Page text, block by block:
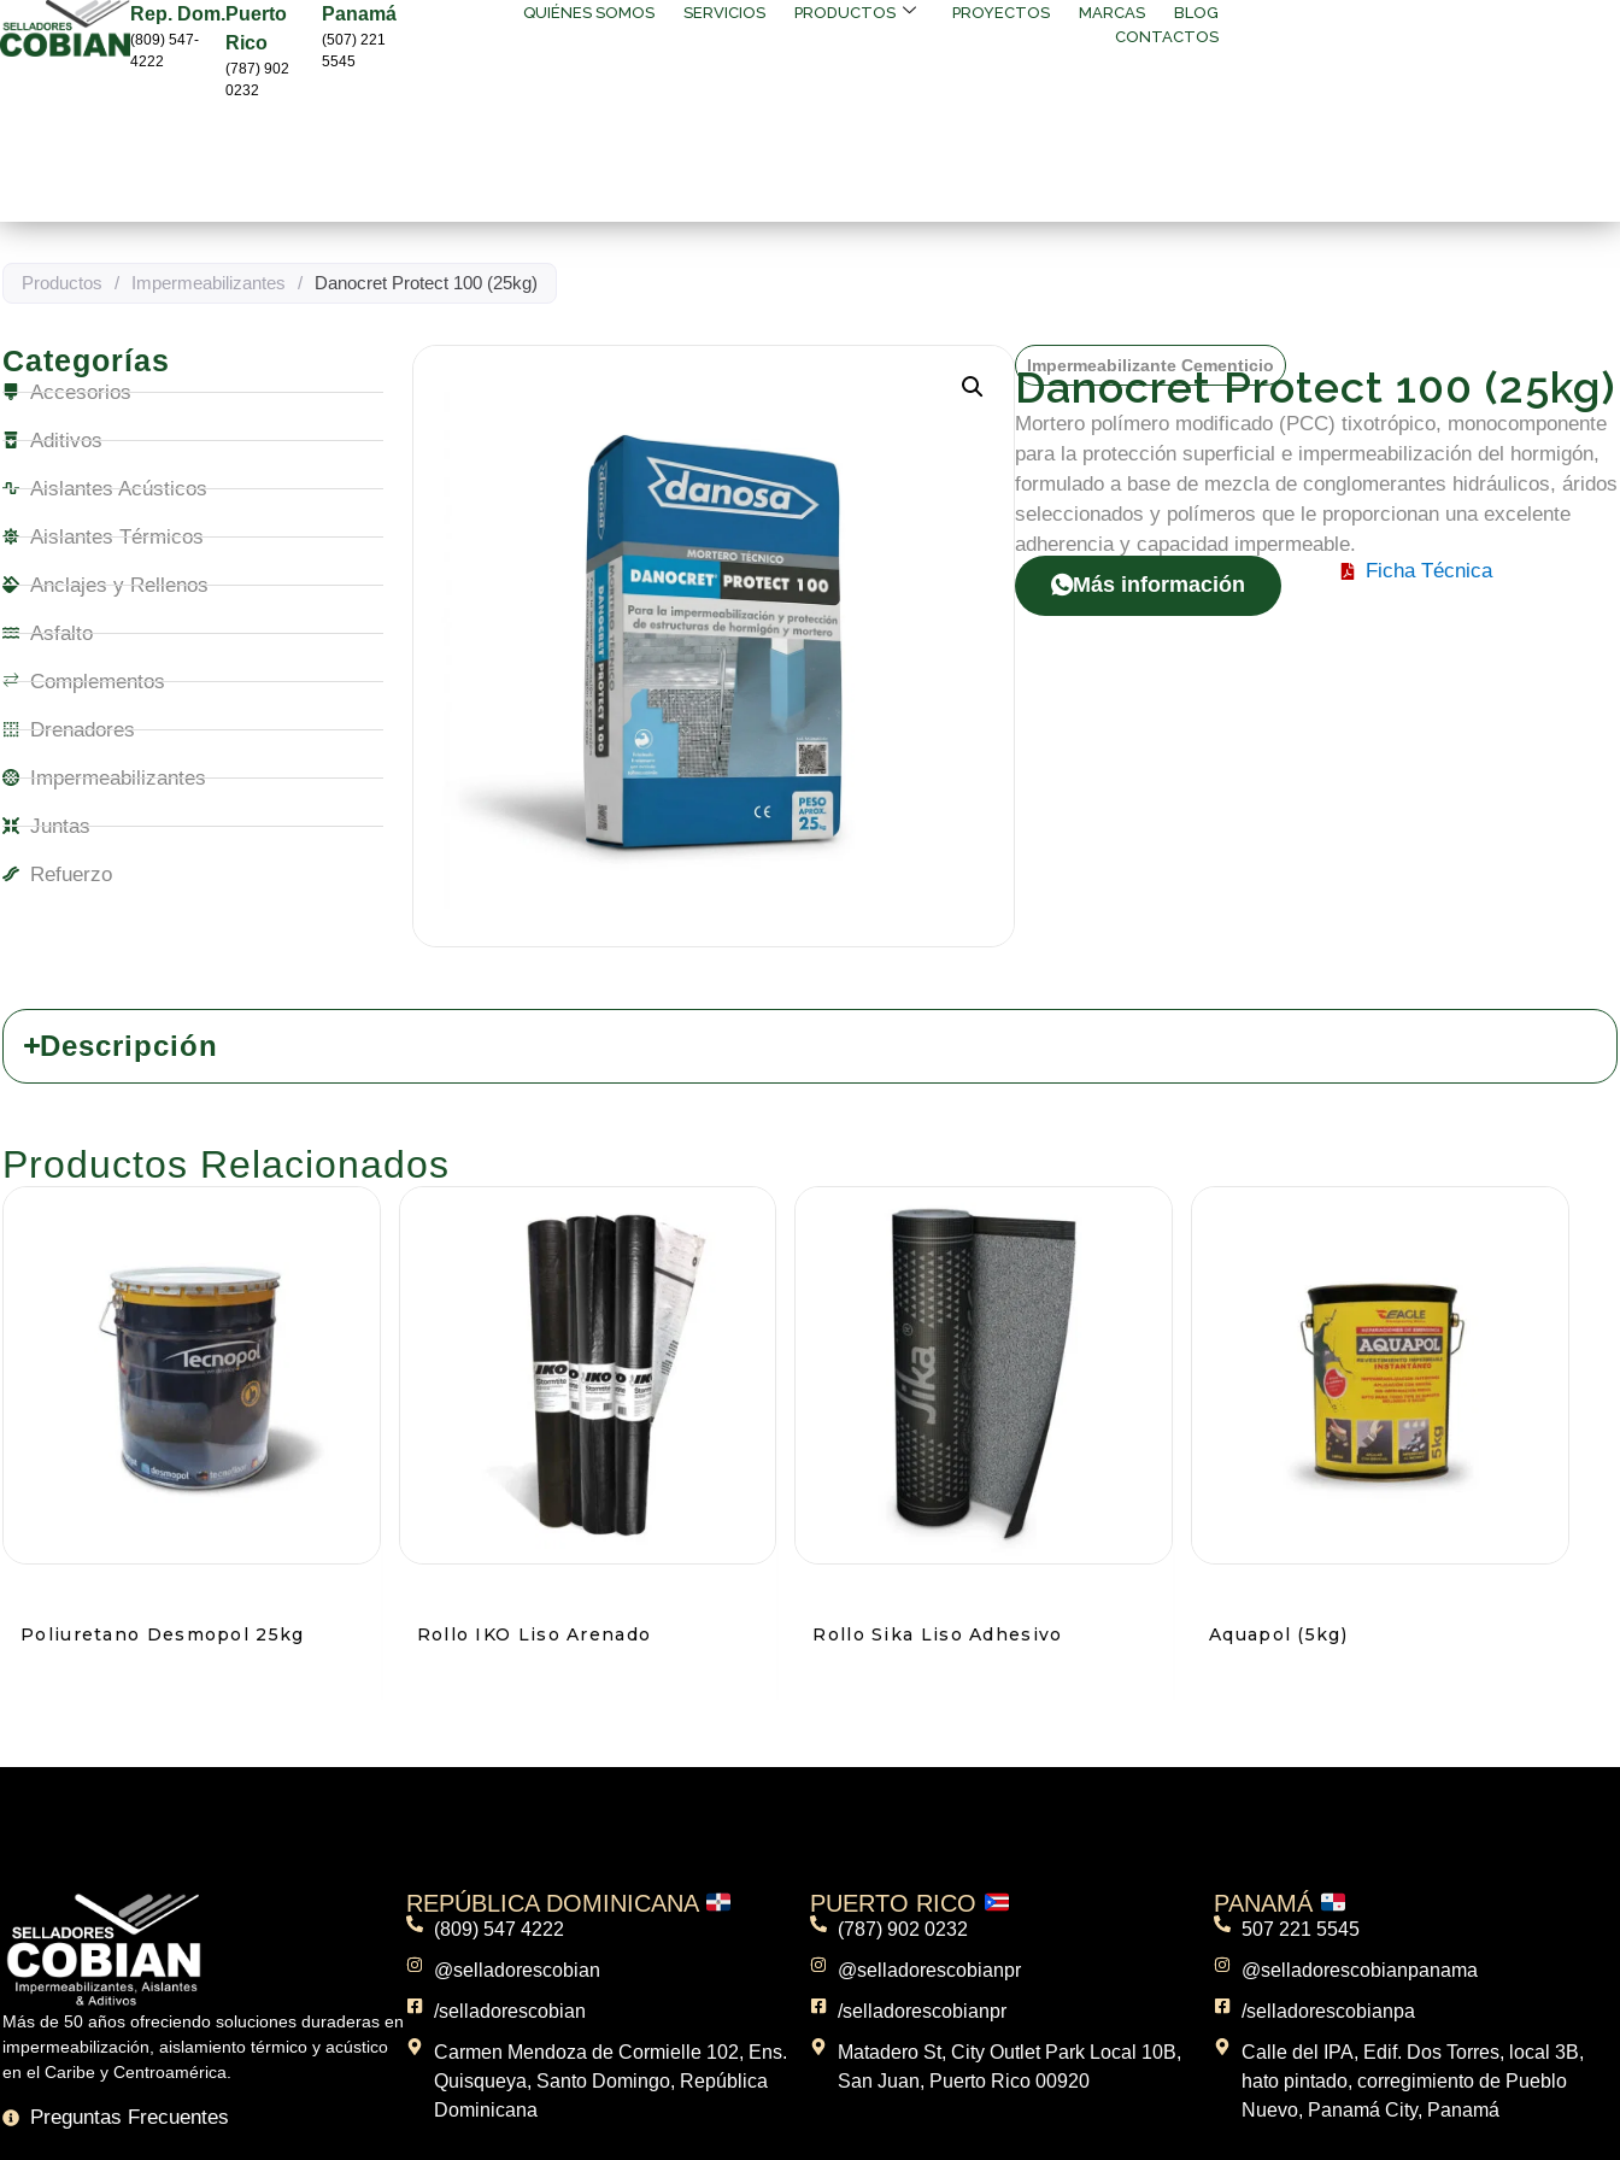
Rep. Dom.
(809) 547-
4222
Puerto
Rico
(787) 902
0232
Panamá
(507) 221
5545
QUIÉNES SOMOS SERVICIOS PRODUCTOS PROYECTOS MARCAS
BLOG
CONTACTOS
Productos / Impermeabilizantes / Danocret Protect 100 (25kg)
Categorías
Accesorios
Aditivos
Aislantes Acústicos
Aislantes Térmicos
Anclajes y Rellenos
Asfalto
Complementos
Drenadores
Impermeabilizantes
Juntas
Refuerzo
Impermeabilizante Cementicio
Danocret Protect 100 (25kg)
Mortero polímero modificado (PCC) tixotrópico, monocomponente
para la protección superficial e impermeabilización del hormigón,
formulado a base de mezcla de conglomerantes hidráulicos, áridos
seleccionados y polímeros que le proporcionan una excelente
adherencia y capacidad impermeable.
Más información
Ficha Técnica
Descripción
Productos Relacionados
Poliuretano Desmopol 25kg Rollo IKO Liso Arenado Rollo Sika Liso Adhesivo Aquapol (5kg)
Más de 50 años ofreciendo soluciones duraderas en
impermeabilización, aislamiento térmico y acústico
en el Caribe y Centroamérica.
Preguntas Frecuentes
REPÚBLICA DOMINICANA
(809) 547 4222
@selladorescobian
/selladorescobian
Carmen Mendoza de Cormielle 102, Ens.
Quisqueya, Santo Domingo, República
Dominicana
PUERTO RICO
(787) 902 0232
@selladorescobianpr
/selladorescobianpr
Matadero St, City Outlet Park Local 10B,
San Juan, Puerto Rico 00920
PANAMÁ
507 221 5545
@selladorescobianpanama
/selladorescobianpa
Calle del IPA, Edif. Dos Torres, local 3B,
hato pintado, corregimiento de Pueblo
Nuevo, Panamá City, Panamá